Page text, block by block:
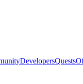
DevelopersQuests